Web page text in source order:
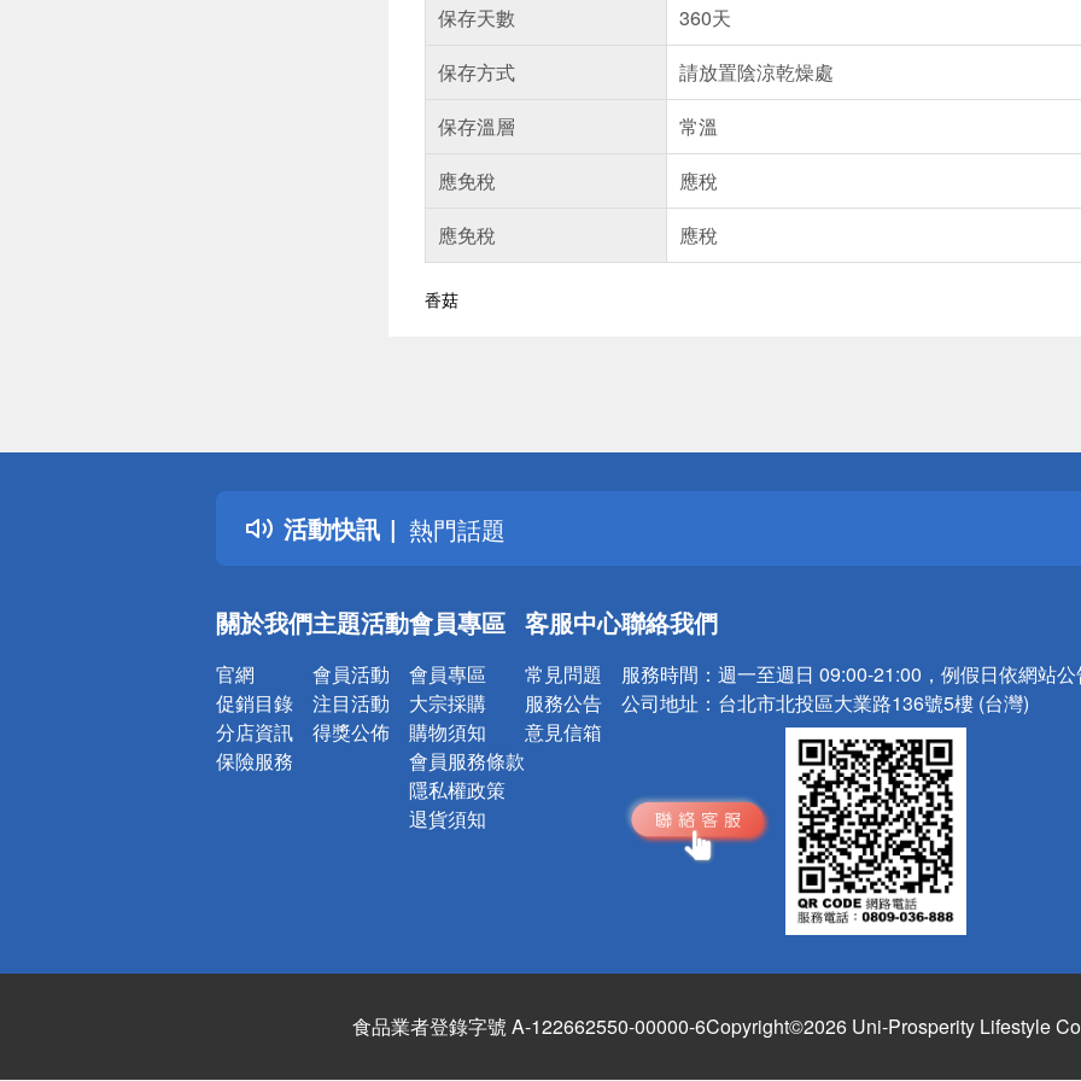
保存天數
360天
保存方式
請放置陰涼乾燥處
保存溫層
常溫
應免稅
應稅
應免稅
應稅
香菇
活動快訊
詐騙網頁！請小心！
得獎公告
熱門話題
銀行優惠
詐騙網頁！請小心！
關於我們
官網
促銷目錄
分店資訊
保險服務
主題活動
會員活動
注目活動
得獎公佈
會員專區
會員專區
大宗採購
購物須知
會員服務條款
隱私權政策
退貨須知
客服中心
常見問題
服務公告
意見信箱
聯絡我們
服務時間： 週一至週日 09:00-21:00，例假日依網站
公司地址： 台北市北投區大業路136號5樓 (台灣)
食品業者登錄字號 A-122662550-00000-6Copyright©2026 Uni-Prosperity Lifestyle